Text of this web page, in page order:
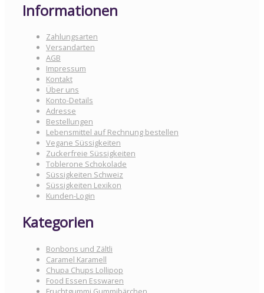
Informationen
Zahlungsarten
Versandarten
AGB
Impressum
Kontakt
Über uns
Konto-Details
Adresse
Bestellungen
Lebensmittel auf Rechnung bestellen
Vegane Süssigkeiten
Zuckerfreie Süssigkeiten
Toblerone Schokolade
Süssigkeiten Schweiz
Süssigkeiten Lexikon
Kunden-Login
Kategorien
Bonbons und Zältli
Caramel Karamell
Chupa Chups Lollipop
Food Essen Esswaren